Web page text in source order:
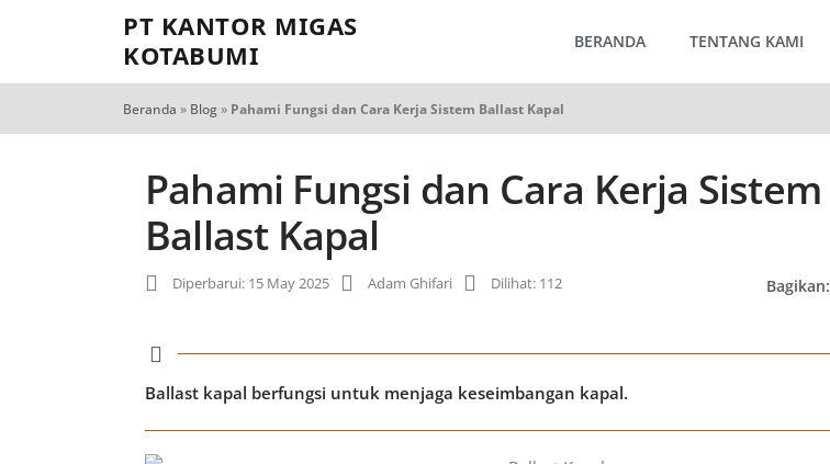
PT KANTOR MIGAS
KOTABUMI
BERANDA TENTANG KAMI
Beranda » Blog» Pahami Fungsi dan Cara Kerja Sistem Ballast Kapal
Pahami Fungsi dan Cara Kerja Sistem
Ballast Kapal
Diperbarui: 15 May 2025 Adam Ghifari Dilihat: 112 Bagikan:
Ballast kapal berfungsi untuk menjaga keseimbangan kapal.